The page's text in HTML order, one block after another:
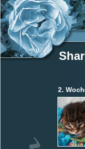
2.